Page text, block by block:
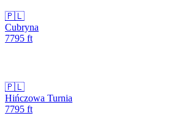
🇵🇱
Cubryna
7795 ft
🇵🇱
Hińczowa Turnia
7795 ft